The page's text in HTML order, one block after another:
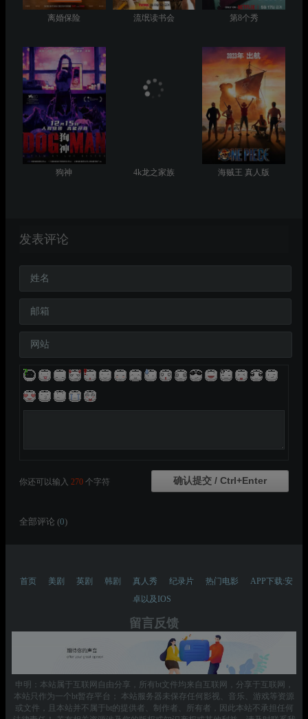
离婚保险 流氓读书会 第8个秀
狗神 4k龙之家族 海贼王 真人版
发表评论
姓名
邮箱
网站
你还可以输入 270 个字符
全部评论 (0)
首页 美剧 英剧 韩剧 真人秀 纪录片 热门电影
APP下载:安
卓以及IOS
留言反馈
申明：本站属于互联网自由分享，所有bt文件均来自互联网，分享于互联网，
本站只作为一个bt暂存平台； 本站服务器未保存任何影视、音乐、游戏等资源
或文件，且本站并不属于bt的提供者、制作者、所有者，因此本站不承担任何